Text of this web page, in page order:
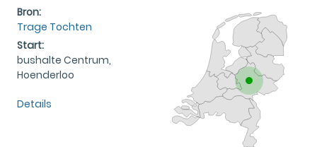
Bron:
Trage Tochten
Start:
bushalte Centrum,
Hoenderloo
Details